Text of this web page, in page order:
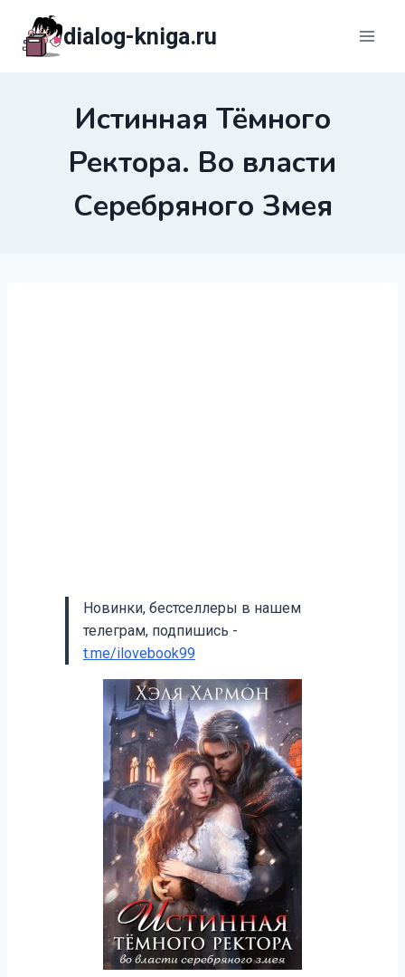
содержимому
dialog-kniga.ru
Истинная Тёмного
Ректора. Во власти
Серебряного Змея
Новинки, бестселлеры в нашем
телеграм, подпишись -
t.me/ilovebook99